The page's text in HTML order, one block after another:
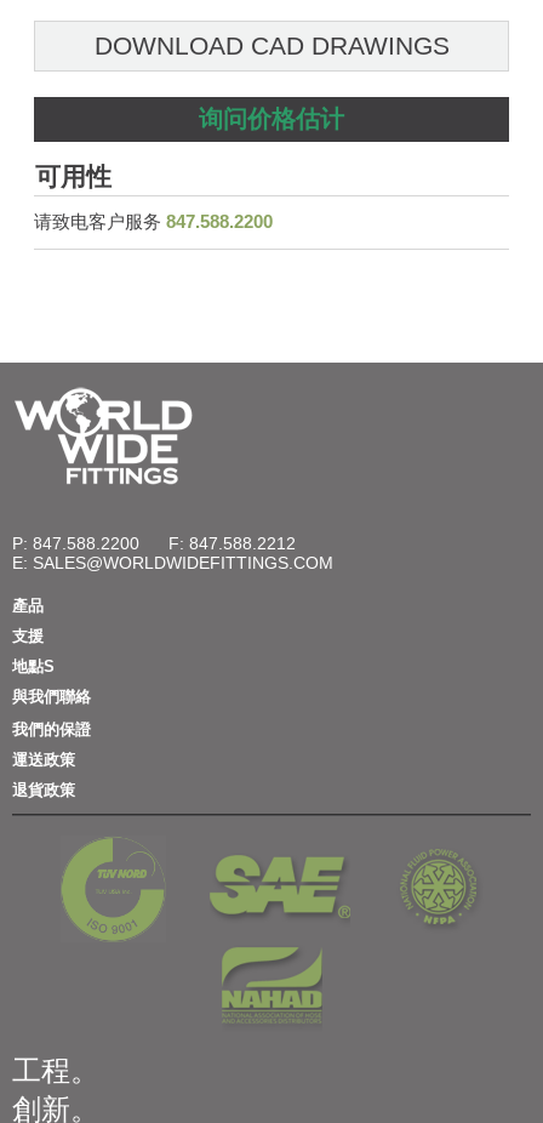
DOWNLOAD CAD DRAWINGS
询问价格估计
可用性
请致电客户服务 847.588.2200
P: 847.588.2200
F: 847.588.2212
E: SALES@WORLDWIDEFITTINGS.COM
產品
支援
地點S
與我們聯絡
我們的保證
運送政策
退貨政策
工程。
創新。